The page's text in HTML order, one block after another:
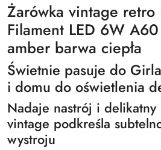
Żarówka vintage retro
Filament LED 6W
amber barwa ciepła
Świetnie pasuje do
i domu do oświetlenia
Nadaje nastrój i delikatny
vintage podkreśla
wystroju